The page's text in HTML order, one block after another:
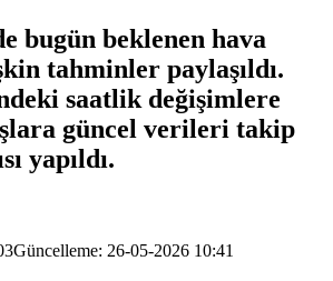
bugün beklenen hava
tahminler paylaşıldı.
saatlik değişimlere
güncel verileri takip
yapıldı.
Güncelleme: 26-05-2026 10:41